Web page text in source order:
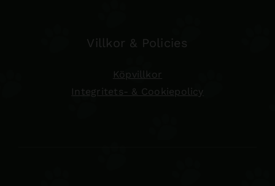
Villkor & Policies
Köpvillkor
Integritets- & Cookiepolicy